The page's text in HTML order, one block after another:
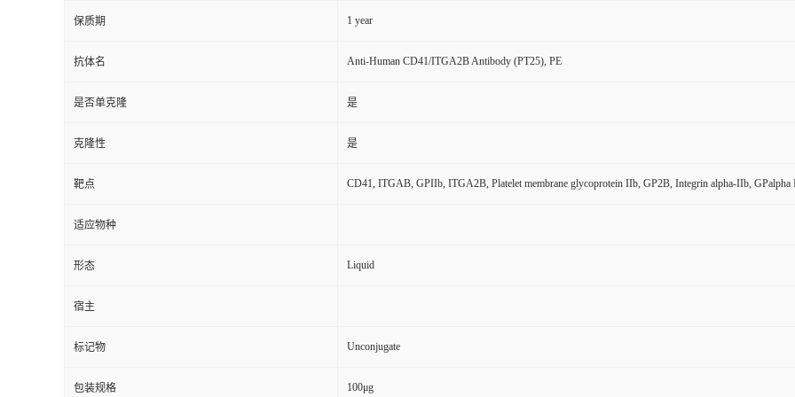
保质期 1 year
抗体名 Anti-Human CD41/ITGA2B Antibody (PT25), PE
是否单克隆 是
克隆性 是
靶点 CD41, ITGAB, GPIIb, ITGA2B, Platelet membrane glycoprotein IIb, GP2B, Integrin alpha-IIb, GPalpha
适应物种
形态 Liquid
宿主
标记物 Unconjugate
包装规格 100μg